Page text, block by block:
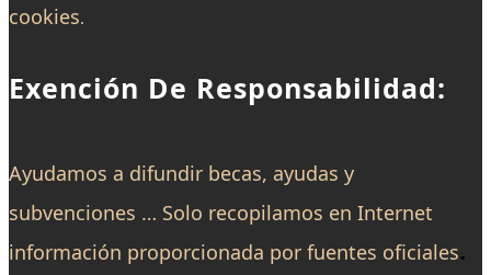
cookies.
Exención De Responsabilidad:
Ayudamos a difundir becas, ayudas y
subvenciones … Solo recopilamos en Internet
información proporcionada por fuentes oficiales.